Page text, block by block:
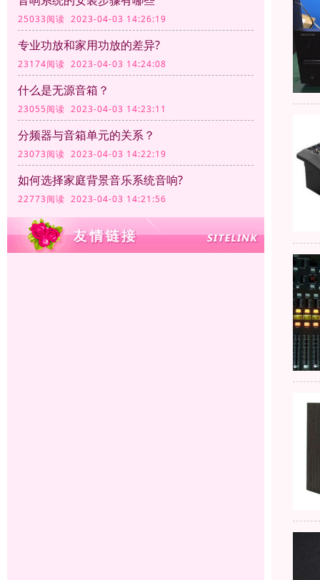
25033阅读 2023-04-03 14:26:19
专业功放和家用功放的差异?
23174阅读 2023-04-03 14:24:08
什么是无源音箱？
23055阅读 2023-04-03 14:23:11
分频器与音箱单元的关系？
23073阅读 2023-04-03 14:22:19
如何选择家庭背景音乐系统音响?
22773阅读 2023-04-03 14:21:56